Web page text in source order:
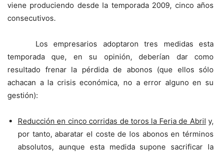
viene produciendo desde la temporada 2009, cinco años
consecutivos.
Los empresarios adoptaron tres medidas esta
temporada que, en su opinión, deberían dar como
resultado frenar la pérdida de abonos (que ellos sólo
achacan a la crisis económica, no a error alguno en su
gestión):
Reducción en cinco corridas de toros la Feria de Abril y,
por tanto, abaratar el coste de los abonos en términos
absolutos, aunque esta medida supone sacrificar la